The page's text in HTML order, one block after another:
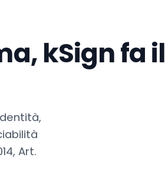
kSign fa il
Art.